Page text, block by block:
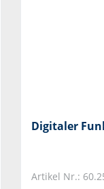
Digitaler
Artikel Nr.: